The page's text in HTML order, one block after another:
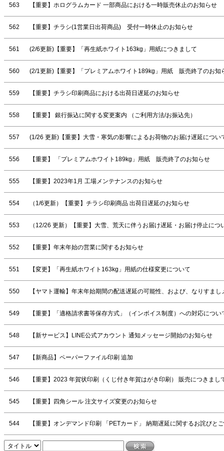
563 【重要】ホログラムカード 一部商品における一時販売休止のお知らせ
562 【重要】チラシ(1営業日出荷商品) 受付一時休止のお知らせ
561 (2/6更新)【重要】「再生紙ホワイト163kg」用紙につきまして
560 (2/1更新)【重要】「プレミアムホワイト189kg」用紙 販売終了のお知
559 【重要】チラシ印刷商品における出荷日遅延のお知らせ
558 【重要】 銀行振込に関する変更案内 （ご利用方法/お振込先）
557 (1/26 更新)【重要】大雪・寒気の影響によるお荷物のお届け遅延につい
556 【重要】 「プレミアムホワイト189kg」用紙 販売終了のお知らせ
555 【重要】2023年1月 工場メンテナンスのお知らせ
554 （1/6更新）【重要】チラシ印刷商品 出荷日遅延のお知らせ
553 （12/26 更新）【重要】大雪、荒天に伴うお届け遅延・お届け停止につ
552 【重要】年末年始の営業に関するお知らせ
551 【変更】「再生紙ホワイト163kg」用紙の仕様変更について
550 【ヤマト運輸】年末年始期間の配送遅延の可能性、および、なりすま
549 【重要】「適格請求書等保存方式」（インボイス制度）への対応につい
548 【新サービス】LINE公式アカウント 通知メッセージ開始のお知らせ
547 【新商品】ペーパーファイル印刷 追加
546 【重要】2023 年賀状印刷（くじ付き年賀はがき印刷） 販売につきまし
545 【重要】四角シール 注文サイズ変更のお知らせ
544 【重要】オンデマンド印刷 「PETカード」 納期遅延に関するお詫びと